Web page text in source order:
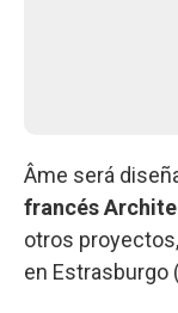
Âme será
francés
otros
en Estrasburgo